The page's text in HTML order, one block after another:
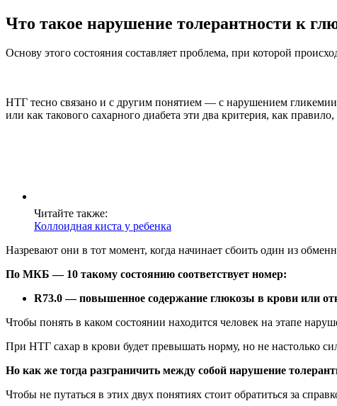
Что такое нарушение толерантности к
Основу этого состояния составляет проблема, при которой
НТГ тесно связано и с другим понятием — с нарушением гликемии
или как такового сахарного диабета эти два критерия, как
Читайте также:
Коллоидная киста у ребенка
Назревают они в тот момент, когда начинает сбоить один из
По МКБ — 10 такому состоянию соответствует номер:
R73.0 — повышенное содержание глюкозы в крови или
Чтобы понять в каком состоянии находится человек на этапе
При НТГ сахар в крови будет превышать норму, но не настолько
Но как же тогда разграничить между собой нарушение
Чтобы не путаться в этих двух понятиях стоит обратиться за